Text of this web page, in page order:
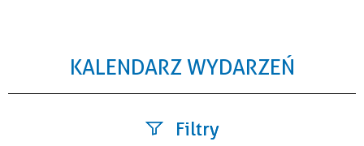
KALENDARZ WYDARZEŃ
Filtry